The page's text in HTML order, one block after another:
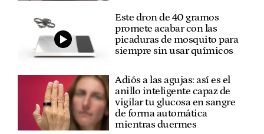
Este dron de 40 gramos
promete acabar con las
picaduras de mosquito para
siempre sin usar químicos
Adiós a las agujas: así es el
anillo inteligente capaz de
vigilar tu glucosa en sangre
de forma automática
mientras duermes